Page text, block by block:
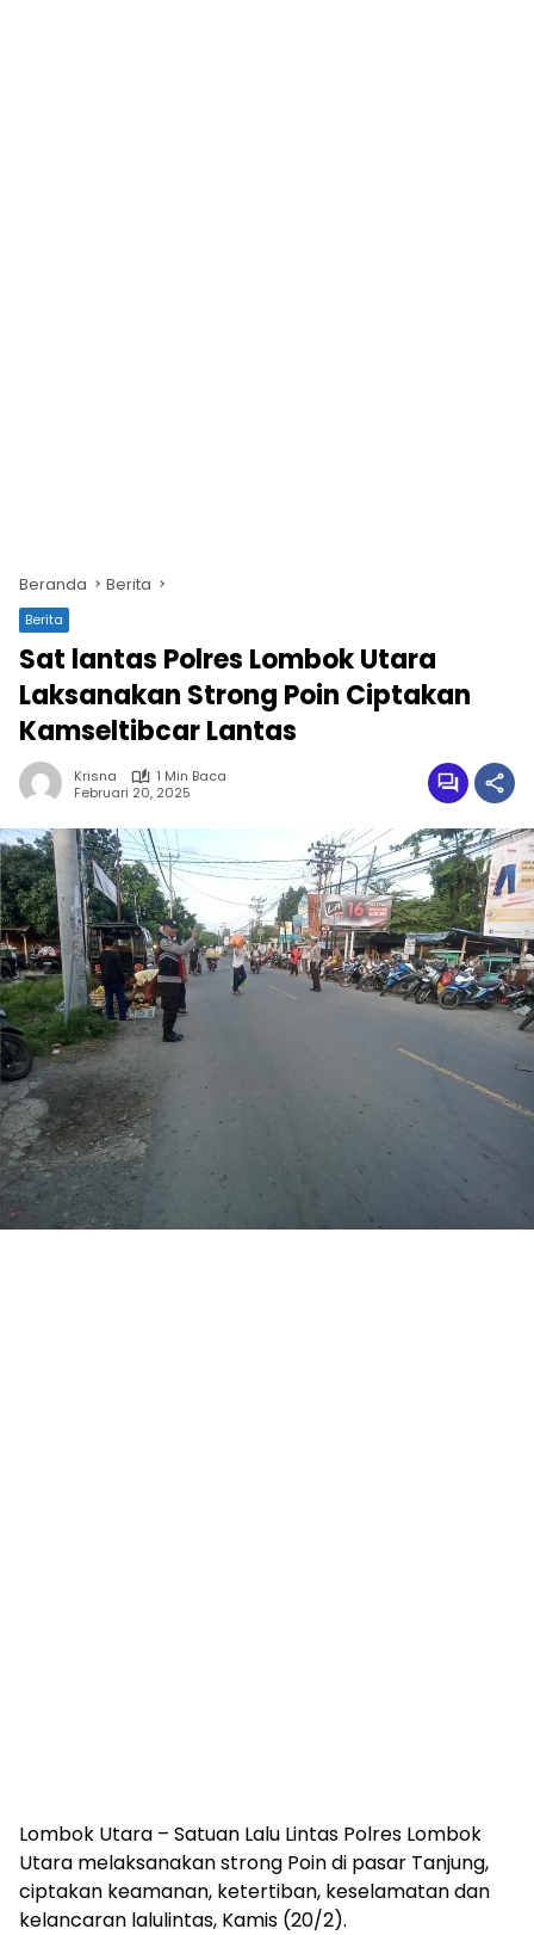
Beranda Berita
Berita
Sat lantas Polres Lombok Utara
Laksanakan Strong Poin Ciptakan
Kamseltibcar Lantas
Krisna
1 Min Baca
Februari 20, 2025
Lombok Utara – Satuan Lalu Lintas Polres Lombok
Utara melaksanakan strong Poin di pasar Tanjung,
ciptakan keamanan, ketertiban, keselamatan dan
kelancaran lalulintas, Kamis (20/2).